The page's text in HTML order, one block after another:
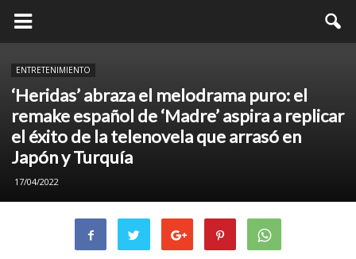
ENTRETENIMIENTO
‘Heridas’ abraza el melodrama puro: el
remake español de ‘Madre’ aspira a replicar
el éxito de la telenovela que arrasó en
Japón y Turquía
17/04/2022